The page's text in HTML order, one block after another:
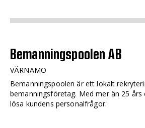
Bemanningspoolen AB
VÄRNAMO
Bemanningspoolen är ett lokalt
bemanningsföretag. Med mer än 25
lösa kundens personalfrågor.